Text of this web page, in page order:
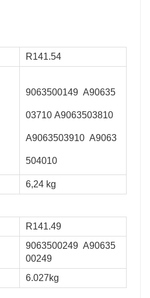
R141.54
9063500149 A90635
03710 A9063503810
A9063503910 A9063
504010
6,24 kg
R141.49
9063500249 A90635
00249
6.027kg